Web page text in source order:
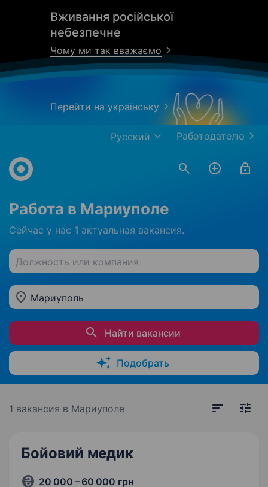
Вживання російської
небезпечне
Чому ми так вважаємо
Перейти на українську
Работодателю
Русский
Работа в Мариуполе
Сейчас у нас 1 актуальная вакансия.
Должность или компания
Мариуполь
Найти вакансии
Подобрать
1 вакансия в Мариуполе
Бойовий медик
20 000 – 60 000 грн